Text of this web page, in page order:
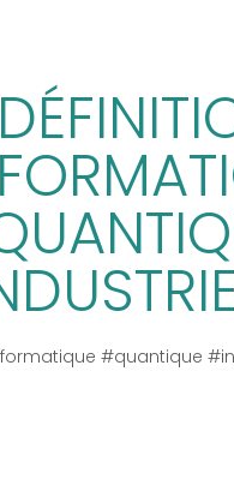
#quantique